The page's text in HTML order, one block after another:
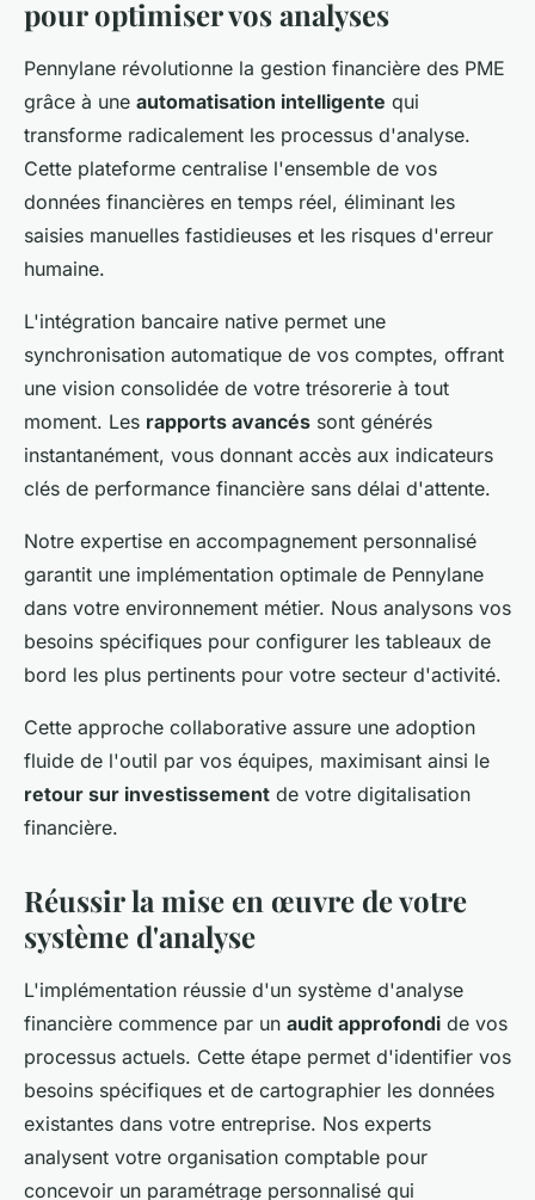
pour optimiser vos analyses
Pennylane révolutionne la gestion financière des PME
grâce à une automatisation intelligente qui
transforme radicalement les processus d'analyse.
Cette plateforme centralise l'ensemble de vos
données financières en temps réel, éliminant les
saisies manuelles fastidieuses et les risques d'erreur
humaine.
L'intégration bancaire native permet une
synchronisation automatique de vos comptes, offrant
une vision consolidée de votre trésorerie à tout
moment. Les rapports avancés sont générés
instantanément, vous donnant accès aux indicateurs
clés de performance financière sans délai d'attente.
Notre expertise en accompagnement personnalisé
garantit une implémentation optimale de Pennylane
dans votre environnement métier. Nous analysons vos
besoins spécifiques pour configurer les tableaux de
bord les plus pertinents pour votre secteur d'activité.
Cette approche collaborative assure une adoption
fluide de l'outil par vos équipes, maximisant ainsi le
retour sur investissement de votre digitalisation
financière.
Réussir la mise en œuvre de votre
système d'analyse
L'implémentation réussie d'un système d'analyse
financière commence par un audit approfondi de vos
processus actuels. Cette étape permet d'identifier vos
besoins spécifiques et de cartographier les données
existantes dans votre entreprise. Nos experts
analysent votre organisation comptable pour
concevoir un paramétrage personnalisé qui